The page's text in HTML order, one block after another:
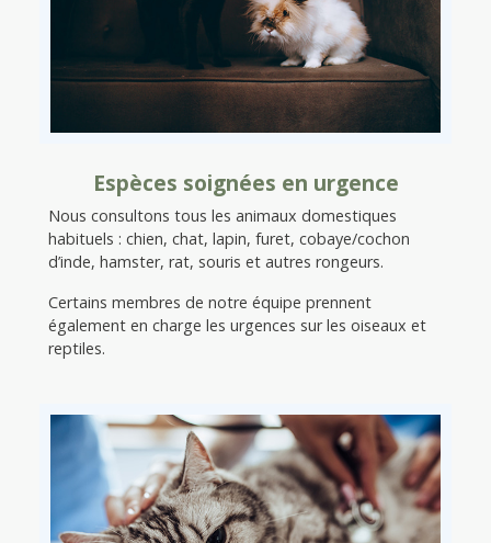
Espèces soignées en urgence
Nous consultons tous les animaux domestiques
habituels : chien, chat, lapin, furet, cobaye/cochon
d’inde, hamster, rat, souris et autres rongeurs.
Certains membres de notre équipe prennent
également en charge les urgences sur les oiseaux et
reptiles.